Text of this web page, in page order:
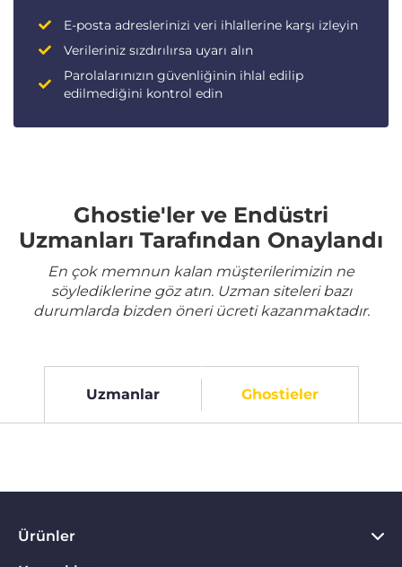
E-posta adreslerinizi veri ihlallerine karşı izleyin
Verileriniz sızdırılırsa uyarı alın
Parolalarınızın güvenliğinin ihlal edilip
edilmediğini kontrol edin
Ghostie'ler ve Endüstri
Uzmanları Tarafından Onaylandı
En çok memnun kalan müşterilerimizin ne
söylediklerine göz atın. Uzman siteleri bazı
durumlarda bizden öneri ücreti kazanmaktadır.
Uzmanlar Ghostieler
Ürünler